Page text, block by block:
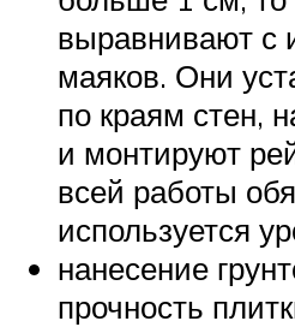
выравнивают с
маяков. Они
по краям стен,
и монтируют
всей работы
используется
нанесение
прочность